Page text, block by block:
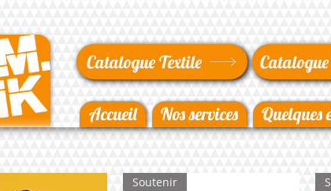
Accueil Nos services Quelques
Catalogue Textile
Soutenir